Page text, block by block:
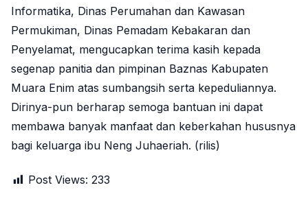
Informatika, Dinas Perumahan dan Kawasan
Permukiman, Dinas Pemadam Kebakaran dan
Penyelamat, mengucapkan terima kasih kepada
segenap panitia dan pimpinan Baznas Kabupaten
Muara Enim atas sumbangsih serta kepeduliannya.
Dirinya-pun berharap semoga bantuan ini dapat
membawa banyak manfaat dan keberkahan hususnya
bagi keluarga ibu Neng Juhaeriah. (rilis)
Post Views: 233